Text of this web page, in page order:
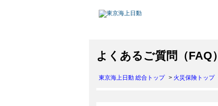
よくあるご質問（FAQ）
東京海上日動 総合トップ > 火災保険トップ